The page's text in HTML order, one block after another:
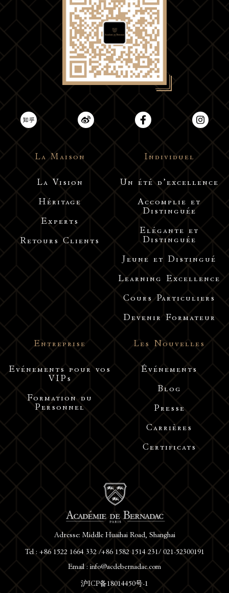
La Maison
La Vision
Héritage
Experts
Retours Clients
Individuel
Un été d’excellence
Accomplie et
Distinguée
Elégante et
Distinguée
Jeune et Distingué
Learning Excellence
Cours Particuliers
Devenir Formateur
Adresse: Middle Huaihai Road, Shanghai
Tel : +86 1522 1664 332 /+86 1582 1514 231/ 021-52300191
Email : info@acdebernadac.com
沪ICP备18014450号-1
Entreprise
Evénements pour vos
VIPs
Formation du
Personnel
Les Nouvelles
Événements
Blog
Presse
Carrières
Certificats